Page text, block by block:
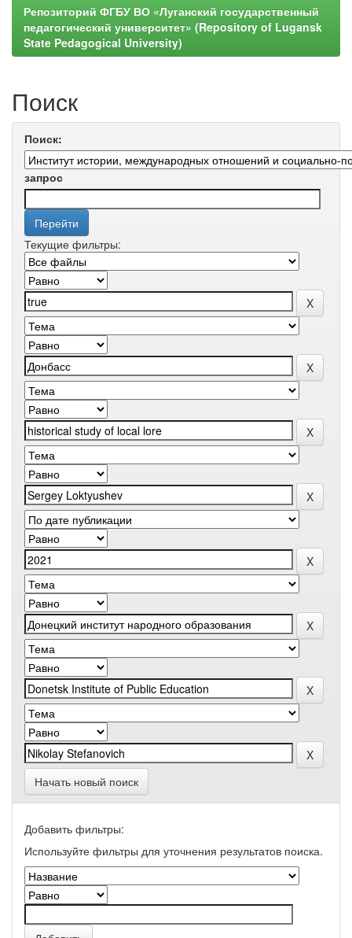
Репозиторий ФГБУ ВО «Луганский государственный
педагогический университет» (Repository of Lugansk
State Pedagogical University)
Поиск
Поиск:
запрос
Текущие фильтры:
Начать новый поиск
Добавить фильтры:
Используйте фильтры для уточнения результатов поиска.